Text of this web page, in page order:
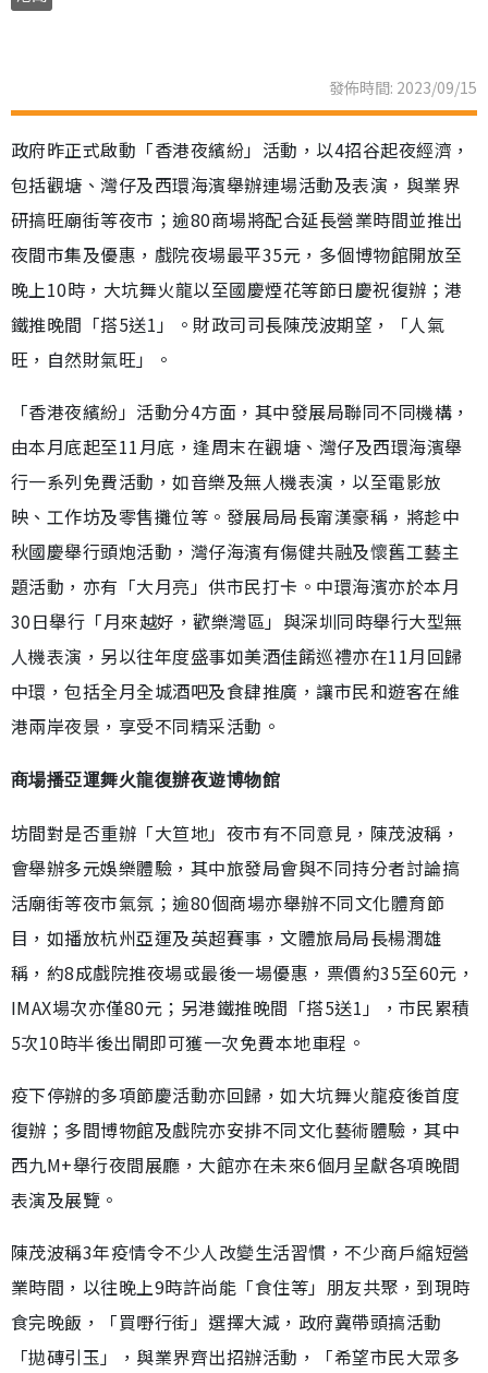
發佈時間: 2023/09/15
政府昨正式啟動「香港夜繽紛」活動，以4招谷起夜經濟，
包括觀塘、灣仔及西環海濱舉辦連場活動及表演，與業界
研搞旺廟街等夜市；逾80商場將配合延長營業時間並推出
夜間市集及優惠，戲院夜場最平35元，多個博物館開放至
晚上10時，大坑舞火龍以至國慶煙花等節日慶祝復辦；港
鐵推晚間「搭5送1」。財政司司長陳茂波期望，「人氣
旺，自然財氣旺」。
「香港夜繽紛」活動分4方面，其中發展局聯同不同機構，
由本月底起至11月底，逢周末在觀塘、灣仔及西環海濱舉
行一系列免費活動，如音樂及無人機表演，以至電影放
映、工作坊及零售攤位等。發展局局長甯漢豪稱，將趁中
秋國慶舉行頭炮活動，灣仔海濱有傷健共融及懷舊工藝主
題活動，亦有「大月亮」供市民打卡。中環海濱亦於本月
30日舉行「月來越好，歡樂灣區」與深圳同時舉行大型無
人機表演，另以往年度盛事如美酒佳餚巡禮亦在11月回歸
中環，包括全月全城酒吧及食肆推廣，讓市民和遊客在維
港兩岸夜景，享受不同精采活動。
商場播亞運舞火龍復辦夜遊博物館
坊間對是否重辦「大笪地」夜市有不同意見，陳茂波稱，
會舉辦多元娛樂體驗，其中旅發局會與不同持分者討論搞
活廟街等夜市氣氛；逾80個商場亦舉辦不同文化體育節
目，如播放杭州亞運及英超賽事，文體旅局局長楊潤雄
稱，約8成戲院推夜場或最後一場優惠，票價約35至60元，
IMAX場次亦僅80元；另港鐵推晚間「搭5送1」，市民累積
5次10時半後出閘即可獲一次免費本地車程。
疫下停辦的多項節慶活動亦回歸，如大坑舞火龍疫後首度
復辦；多間博物館及戲院亦安排不同文化藝術體驗，其中
西九M+舉行夜間展廳，大館亦在未來6個月呈獻各項晚間
表演及展覽。
陳茂波稱3年疫情令不少人改變生活習慣，不少商戶縮短營
業時間，以往晚上9時許尚能「食住等」朋友共聚，到現時
食完晚飯，「買嘢行街」選擇大減，政府冀帶頭搞活動
「拋磚引玉」，與業界齊出招辦活動，「希望市民大眾多